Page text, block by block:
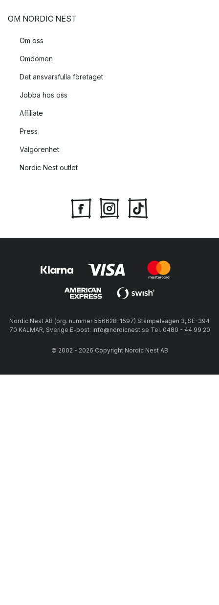
OM NORDIC NEST
Om oss
Omdömen
Det ansvarsfulla företaget
Jobba hos oss
Affiliate
Press
Välgörenhet
Nordic Nest outlet
Nordic Nest AB (org. nummer 556628-1597) Stämpelvägen 3, SE-394
70 KALMAR, Sverige E-post: info@nordicnest.se Tel. 0480 - 44 99 20
© 2002 - 2026 Copyright Nordic Nest AB